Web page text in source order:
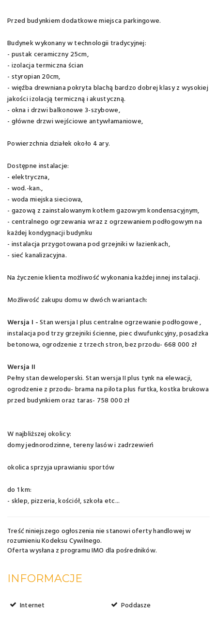
Przed budynkiem dodatkowe miejsca parkingowe.
Budynek wykonany w technologii tradycyjnej:
- pustak ceramiczny 25cm,
- izolacja termiczna ścian
- styropian 20cm,
- więźba drewniana pokryta blachą bardzo dobrej klasy z wysokiej
jakości izolacją termiczną i akustyczną.
- okna i drzwi balkonowe 3-szybowe,
- główne drzwi wejściowe antywłamaniowe,
Powierzchnia działek około 4 ary.
Dostępne instalacje:
- elektryczna,
- wod.-kan.,
- woda miejska sieciowa,
- gazową z zainstalowanym kotłem gazowym kondensacyjnym,
- centralnego ogrzewania wraz z ogrzewaniem podłogowym na
każdej kondygnacji budynku
- instalacja przygotowana pod grzejniki w łazienkach,
- sieć kanalizacyjna.
Na życzenie klienta możliwość wykonania każdej innej instalacji.
Możliwość zakupu domu w dwóch wariantach:
Wersja I -Stan wersja I plus centralne ogrzewanie podłogowe ,
instalacja pod trzy grzejniki ścienne, piec dwufunkcyjny, posadzka
betonowa, ogrodzenie z trzech stron, bez przodu- 668 000 zł
Wersja II
Pełny stan deweloperski. Stan wersja II plus tynk na elewacji,
ogrodzenie z przodu- brama na pilota plus furtka, kostka brukowa
przed budynkiem oraz taras- 758 000 zł
W najbliższej okolicy:
domy jednorodzinne, tereny lasów i zadrzewień
okolica sprzyja uprawianiu sportów
do 1 km:
- sklep, pizzeria, kościół, szkoła etc...
Treść niniejszego ogłoszenia nie stanowi oferty handlowej w
rozumieniu Kodeksu Cywilnego.
Oferta wysłana zprogramu IMO dla pośredników.
INFORMACJE
Internet
Poddasze